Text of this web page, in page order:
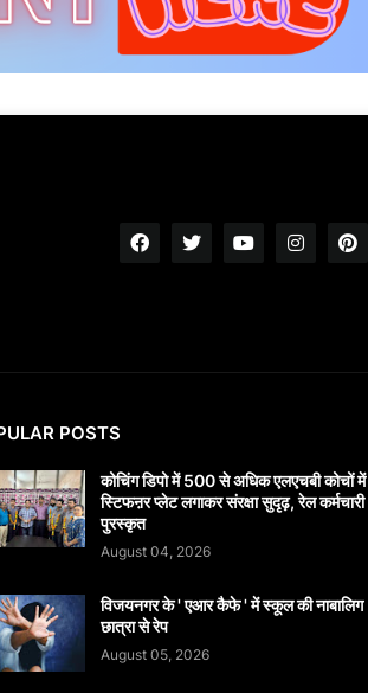
POSTS
कोचिंग डिपो में 500 से अधिक एलएचबी कोचों में
स्टिफऩर प्लेट लगाकर संरक्षा सुदृढ़, रेल कर्मचारी
पुरस्कृत
August 04, 2026
विजयनगर के ' एआर कैफे ' में स्कूल की नाबालिग
छात्रा से रेप
August 05, 2026